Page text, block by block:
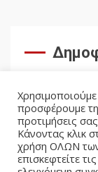
προσφέρουμε
προτιμήσεις
Κάνοντας κλικ
χρήση ΟΛΩΝ
επισκεφτείτε